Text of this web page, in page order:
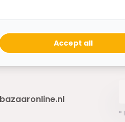
vr 10:00 tot 17:00
*
Accept all